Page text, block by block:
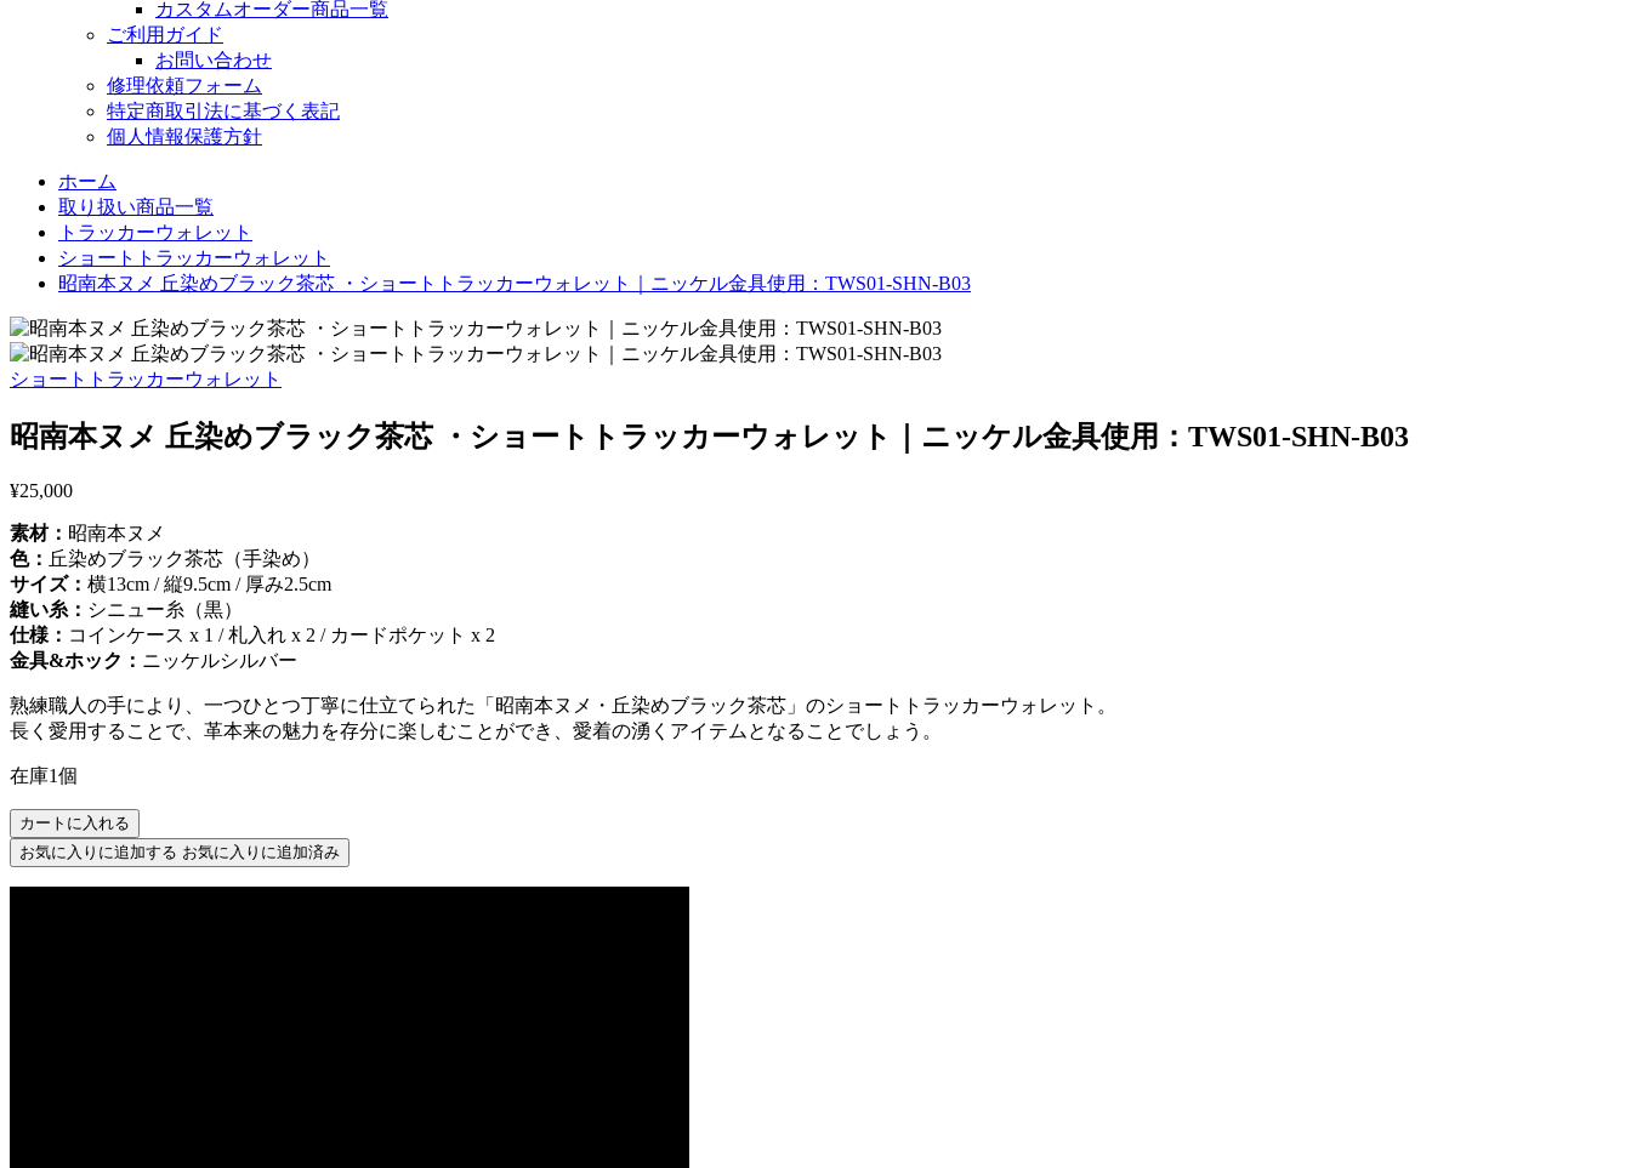
カスタムオーダー商品一覧
ご利用ガイド
お問い合わせ
修理依頼フォーム
特定商取引法に基づく表記
個人情報保護方針
ホーム
取り扱い商品一覧
トラッカーウォレット
ショートトラッカーウォレット
昭南本ヌメ 丘染めブラック茶芯 ・ショートトラッカーウォレット｜ニッケル金具使用：TWS01-SHN-B03
ショートトラッカーウォレット
昭南本ヌメ 丘染めブラック茶芯 ・ショートトラッカーウォレット｜ニッケル金具使用：TWS01-SHN-B03
¥25,000
素材： 昭南本ヌメ
色： 丘染めブラック茶芯（手染め）
サイズ： 横13cm / 縦9.5cm / 厚み2.5cm
縫い糸： シニュー糸（黒）
仕様： コインケース x 1 / 札入れ x 2 / カードポケット x 2
金具&ホック： ニッケルシルバー
熟練職人の手により、一つひとつ丁寧に仕立てられた「昭南本ヌメ・丘染めブラック茶芯」のショートトラッカーウォレット。
長く愛用することで、革本来の魅力を存分に楽しむことができ、愛着の湧くアイテムとなることでしょう。
在庫1個
カートに入れる
お気に入りに追加する お気に入りに追加済み